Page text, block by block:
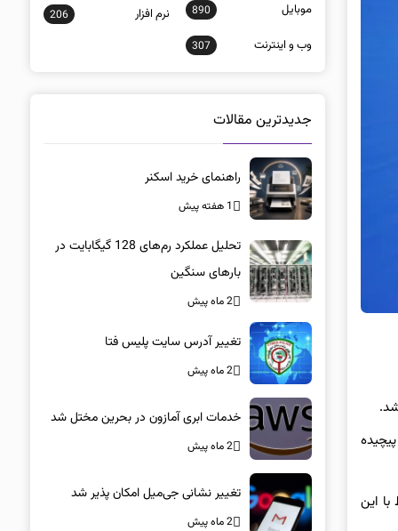
این
موبايل 890 نرم افزار 206
وب و اينترنت 307
جدیدترین مقالات
راهنمای خرید اسکنر
1 هفته پیش
تحلیل عملکرد رم‌های 128 گیگابایت در
بارهای سنگین
2 ماه پیش
تغییر آدرس سایت پلیس فتا
2 ماه پیش
خدمات ابری آمازون در بحرین مختل شد
2 ماه پیش
تغییر نشانی جی‌میل امکان پذیر شد
2 ماه پیش